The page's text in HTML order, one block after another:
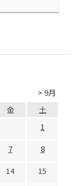
> 9月
金
土
1
7
8
14
15